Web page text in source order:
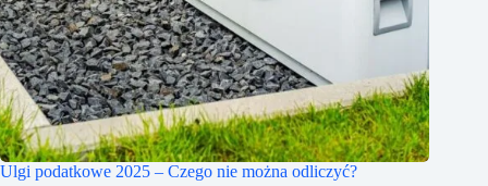
Ulgi podatkowe 2025 – Czego nie można odliczyć?